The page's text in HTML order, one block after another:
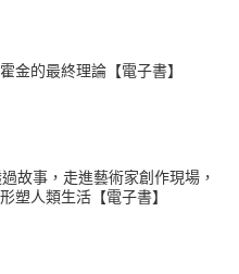
金的最終理論【電子書】
故事，走進藝術家創作現場，
塑人類生活【電子書】